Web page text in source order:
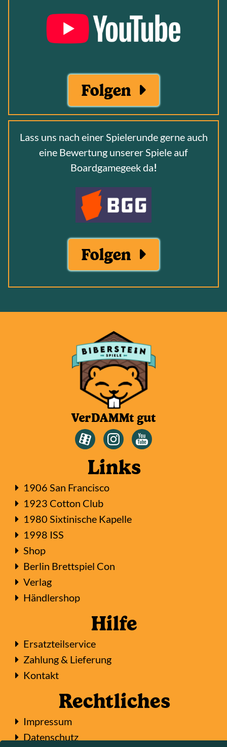
Folgen
Lass uns nach einer Spielerunde gerne auch
eine Bewertung unserer Spiele auf
Boardgamegeek da!
Folgen
VerDAMMt gut
Links
1906 San Francisco
1923 Cotton Club
1980 Sixtinische Kapelle
1998 ISS
Shop
Berlin Brettspiel Con
Verlag
Händlershop
Hilfe
Ersatzteilservice
Zahlung & Lieferung
Kontakt
Rechtliches
Impressum
Datenschutz